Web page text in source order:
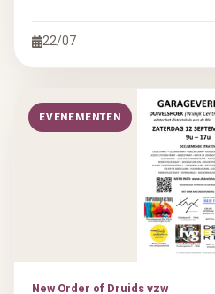
22/07
EVENEMENTEN
New Order of Druids vzw